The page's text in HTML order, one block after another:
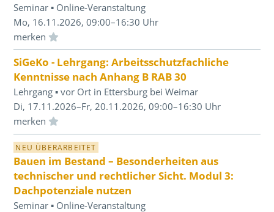
Seminar ▪ Online-Veranstaltung
Mo, 16.11.2026, 09:00–16:30 Uhr
Einloggen und Merkliste benutzen
SiGeKo - Lehrgang: Arbeitsschutzfachliche
Kenntnisse nach Anhang B RAB 30
Lehrgang ▪ vor Ort in Ettersburg bei Weimar
Di, 17.11.2026–Fr, 20.11.2026, 09:00–16:30 Uhr
Einloggen und Merkliste benutzen
NEU ÜBERARBEITET
Bauen im Bestand – Besonderheiten aus
technischer und rechtlicher Sicht. Modul 3:
Dachpotenziale nutzen
Seminar ▪ Online-Veranstaltung